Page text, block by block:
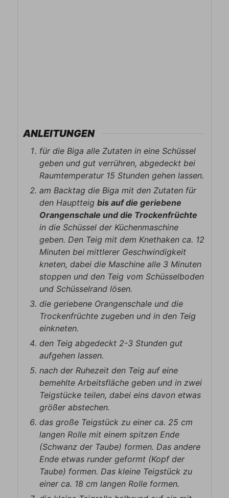
ANLEITUNGEN
für die Biga alle Zutaten in eine Schüssel
geben und gut verrühren, abgedeckt bei
Raumtemperatur 15 Stunden gehen lassen.
am Backtag die Biga mit den Zutaten für
den Hauptteigbis auf die geriebene
Orangenschale und die Trockenfrüchte
in die Schüssel der Küchenmaschine
geben. Den Teig mit dem Knethaken ca. 12
Minuten bei mittlerer Geschwindigkeit
kneten, dabei die Maschine alle 3 Minuten
stoppen und den Teig vom Schüsselboden
und Schüsselrand lösen.
die geriebene Orangenschale und die
Trockenfrüchte zugeben und in den Teig
einkneten.
den Teig abgedeckt 2-3 Stunden gut
aufgehen lassen.
nach der Ruhezeit den Teig auf eine
bemehlte Arbeitsfläche geben und in zwei
Teigstücke teilen, dabei eins davon etwas
größer abstechen.
das große Teigstück zu einer ca. 25 cm
langen Rolle mit einem spitzen Ende
(Schwanz der Taube) formen. Das andere
Ende etwas runder geformt (Kopf der
Taube) formen. Das kleine Teigstück zu
einer ca. 18 cm langen Rolle formen.